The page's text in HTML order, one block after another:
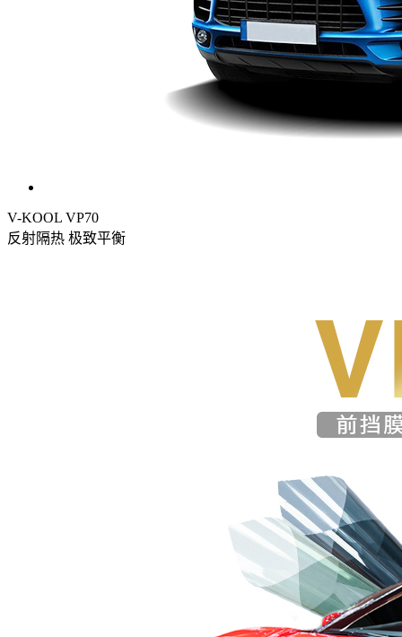
V-KOOL VP70
反射隔热 极致平衡